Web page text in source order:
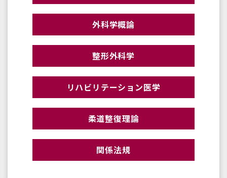
外科学概論
整形外科学
リハビリテーション医学
柔道整復理論
関係法規